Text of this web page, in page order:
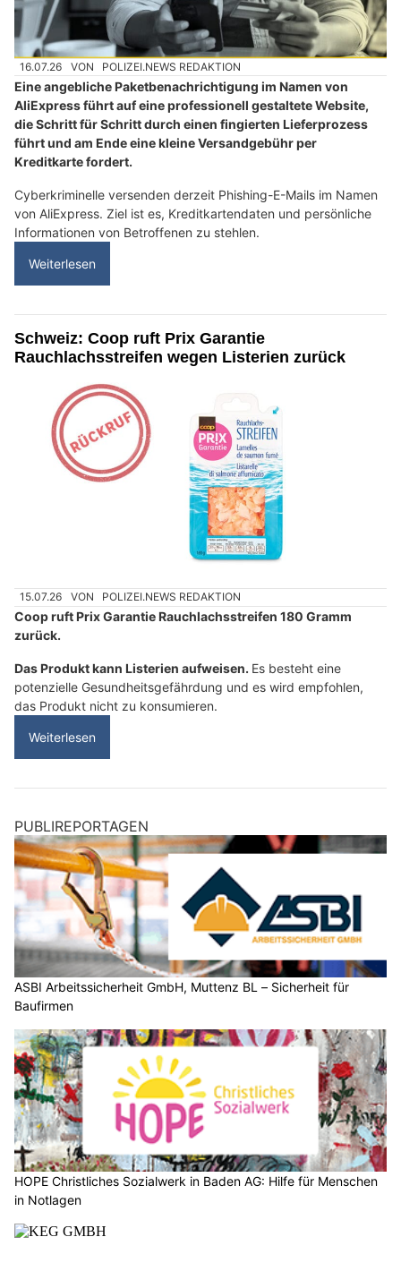
16.07.26 VON POLIZEI.NEWS REDAKTION
Eine angebliche Paketbenachrichtigung im Namen von
AliExpress führt auf eine professionell gestaltete Website,
die Schritt für Schritt durch einen fingierten Lieferprozess
führt und am Ende eine kleine Versandgebühr per
Kreditkarte fordert.
Cyberkriminelle versenden derzeit Phishing-E-Mails im Namen
von AliExpress. Ziel ist es, Kreditkartendaten und persönliche
Informationen von Betroffenen zu stehlen.
Weiterlesen
Schweiz: Coop ruft Prix Garantie
Rauchlachsstreifen wegen Listerien zurück
15.07.26 VON POLIZEI.NEWS REDAKTION
Coop ruft Prix Garantie Rauchlachsstreifen 180 Gramm
zurück.
Das Produkt kann Listerien aufweisen. Es besteht eine
potenzielle Gesundheitsgefährdung und es wird empfohlen,
das Produkt nicht zu konsumieren.
Weiterlesen
PUBLIREPORTAGEN
ASBI Arbeitssicherheit GmbH, Muttenz BL – Sicherheit für
Baufirmen
HOPE Christliches Sozialwerk in Baden AG: Hilfe für Menschen
in Notlagen